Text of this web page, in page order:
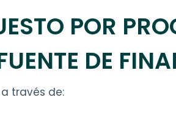
POR
DE
través de: